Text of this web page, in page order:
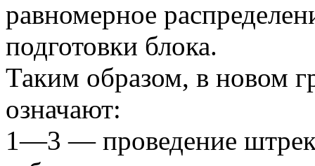
равномерное
подготовки блока.
Таким образом, в новом
означают:
1—3 — проведение